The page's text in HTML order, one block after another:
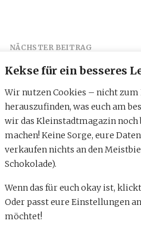
Kekse für ein besseres
Wir nutzen Cookies – nicht zum
herauszufinden, was euch am
wir das Kleinstadtmagazin noch
machen! Keine Sorge, eure
verkaufen nichts an den
Schokolade).
Wenn das für euch okay ist,
Oder passt eure Einstellungen
möchtet!
NÄCHSTER BEITRAG
Orten: Das
dreht sich